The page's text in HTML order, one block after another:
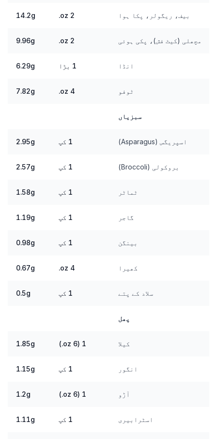
بیف، ریگولر، پکا ہوا 2 oz.
14.2g
مچھلی (کیٹ فش)، پکی ہوئی 2 oz.
9.96g
انڈا 1 بڑا 6.29g
ٹوفو 4 oz.
7.82g
سبزیاں
اسپریگس (Asparagus) 1 کپ 2.95g
بروکولی (Broccoli) 1 کپ 2.57g
ٹماٹر 1 کپ 1.58g
گاجر 1 کپ 1.19g
بینگن 1 کپ 0.98g
کھیرا 4 oz.
0.67g
سلاد کے پتے 1 کپ 0.5g
پھل
کیلا 1 (6 oz.)
1.85g
انگور 1 کپ 1.15g
آڑو 1 (6 oz.)
1.2g
اسٹرابیری 1 کپ 1.11g